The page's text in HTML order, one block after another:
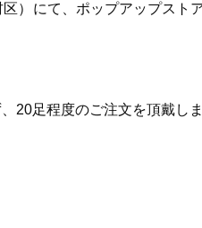
）にて、ポップアップスト
20足程度のご注文を頂戴しま